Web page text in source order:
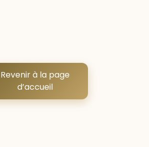
Revenir à la page
d’accueil